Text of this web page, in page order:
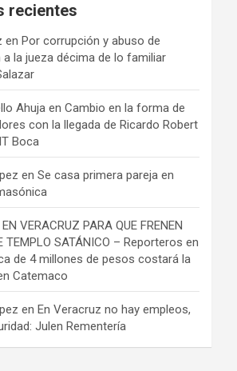
recientes
enPor corrupción y abuso de
a la jueza décima de lo familiar
Ahuja enCambio en la forma de
con la llegada de Ricardo Robert
Boca
enSe casa primera pareja en
VERACRUZ PARA QUE FRENEN
TEMPLO SATÁNICO – Reporteros en
de 4 millones de pesos costará la
Catemaco
enEn Veracruz no hay empleos,
Julen Rementería